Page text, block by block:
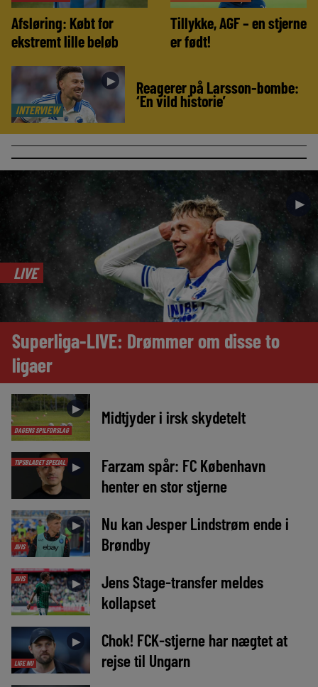
Afsløring: Købt for
ekstremt lille beløb
Tillykke, AGF – en stjerne
er født!
INTERVIEW
► Reagerer på Larsson-bombe:
‘En vild historie’
►
LIVE
Superliga-LIVE: Drømmer om disse to
ligaer
DAGENS SPILFORSLAG
► Midtjyder i irsk skydetelt
TIPSBLADET SPECIAL ►
Farzam spår: FC København
henter en stor stjerne
AVIS
►
Nu kan Jesper Lindstrøm ende i
Brøndby
AVIS ►
Jens Stage-transfer meldes
kollapset
LIGE NU
►
Chok! FCK-stjerne har nægtet at
rejse til Ungarn